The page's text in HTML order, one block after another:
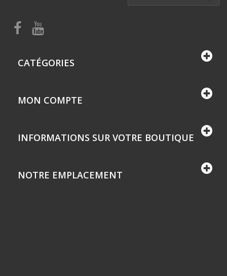
CATÉGORIES
MON COMPTE
INFORMATIONS SUR VOTRE BOUTIQUE
NOTRE EMPLACEMENT